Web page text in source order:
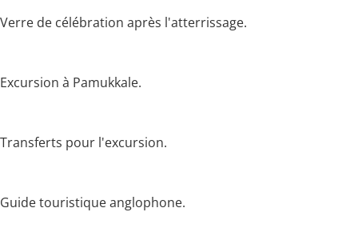
Verre de célébration après l'atterrissage.
Excursion à Pamukkale.
Transferts pour l'excursion.
Guide touristique anglophone.